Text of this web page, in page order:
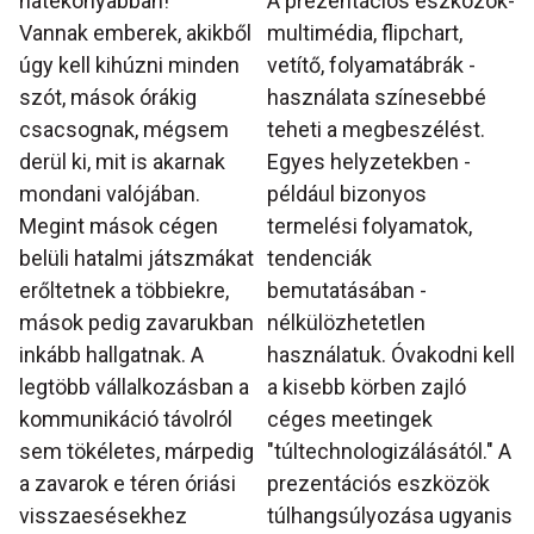
Vannak emberek, akikből
úgy kell kihúzni minden
szót, mások órákig
csacsognak, mégsem
derül ki, mit is akarnak
mondani valójában.
Megint mások cégen
belüli hatalmi játszmákat
erőltetnek a többiekre,
mások pedig zavarukban
inkább hallgatnak. A
legtöbb vállalkozásban a
kommunikáció távolról
sem tökéletes, márpedig
a zavarok e téren óriási
visszaesésekhez
multimédia, flipchart,
vetítő, folyamatábrák -
használata színesebbé
teheti a megbeszélést.
Egyes helyzetekben -
például bizonyos
termelési folyamatok,
tendenciák
bemutatásában -
nélkülözhetetlen
használatuk. Óvakodni kell
a kisebb körben zajló
céges meetingek
"túltechnologizálásától." A
prezentációs eszközök
túlhangsúlyozása ugyanis